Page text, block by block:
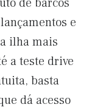
e
ilha mais
a teste drive
basta
dá acesso